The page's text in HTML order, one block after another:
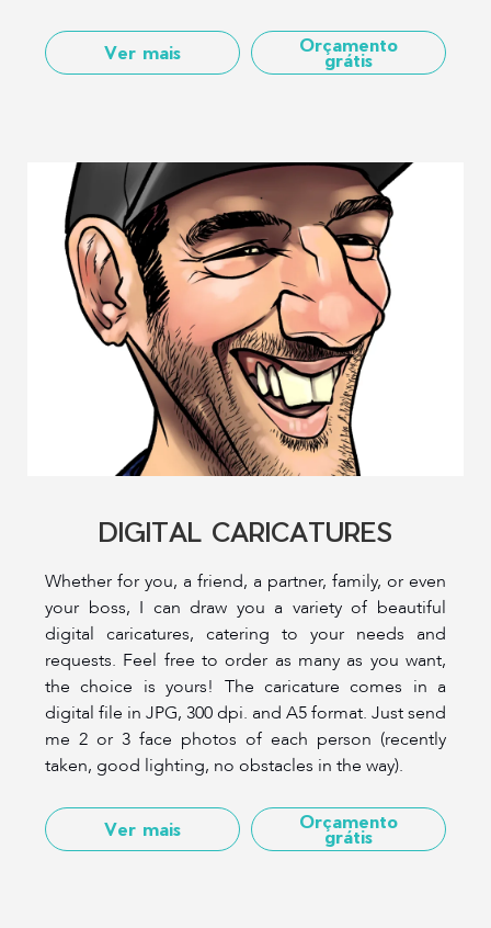
Ver mais Orçamento
grátis
DIGITAL CARICATURES
Whether for you, a friend, a partner, family, or even
your boss, I can draw you a variety of beautiful
digital caricatures, catering to your needs and
requests. Feel free to order as many as you want,
the choice is yours! The caricature comes in a
digital file in JPG, 300 dpi. and A5 format. Just send
me 2 or 3 face photos of each person (recently
taken, good lighting, no obstacles in the way).
Ver mais Orçamento
grátis